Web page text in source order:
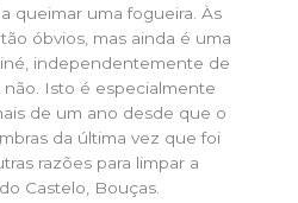
queimar uma fogueira. Às
óbvios, mas ainda é uma
independentemente de
não. Isto é especialmente
de um ano desde que o
da última vez que foi
razões para limpar a
Castelo, Bouças.